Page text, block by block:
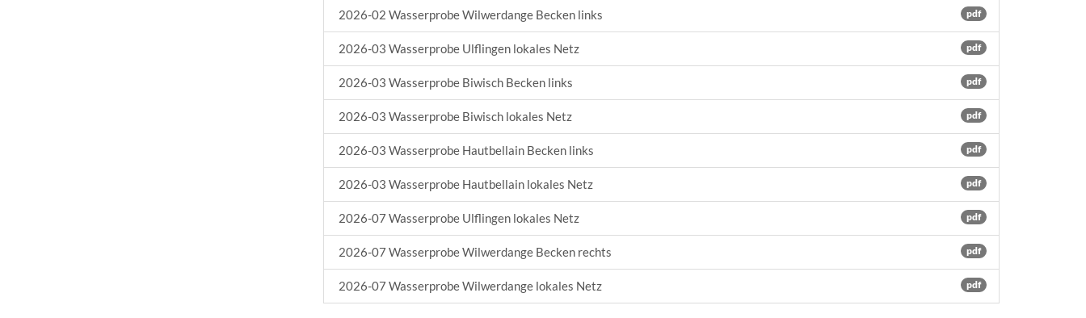
pdf
2026-02 Wasserprobe Wilwerdange Becken links
pdf
2026-03 Wasserprobe Ulflingen lokales Netz
pdf
2026-03 Wasserprobe Biwisch Becken links
pdf
2026-03 Wasserprobe Biwisch lokales Netz
pdf
2026-03 Wasserprobe Hautbellain Becken links
pdf
2026-03 Wasserprobe Hautbellain lokales Netz
pdf
2026-07 Wasserprobe Ulflingen lokales Netz
pdf
2026-07 Wasserprobe Wilwerdange Becken rechts
pdf
2026-07 Wasserprobe Wilwerdange lokales Netz